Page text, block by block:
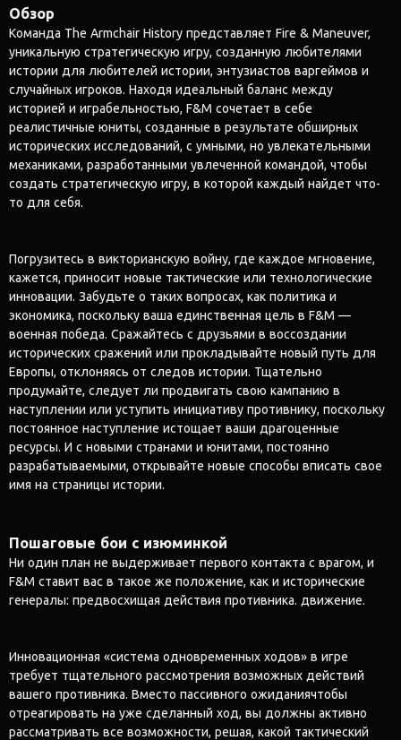
Обзор
Команда The Armchair History представляет Fire & Maneuver,
уникальную стратегическую игру, созданную любителями
истории для любителей истории, энтузиастов варгеймов и
случайных игроков. Находя идеальный баланс между
историей и играбельностью, F&M сочетает в себе
реалистичные юниты, созданные в результате обширных
исторических исследований, с умными, но увлекательными
механиками, разработанными увлеченной командой, чтобы
создать стратегическую игру, в которой каждый найдет что-
то для себя.
Погрузитесь в викторианскую войну, где каждое мгновение,
кажется, приносит новые тактические или технологические
инновации. Забудьте о таких вопросах, как политика и
экономика, поскольку ваша единственная цель в F&M —
военная победа. Сражайтесь с друзьями в воссоздании
исторических сражений или прокладывайте новый путь для
Европы, отклоняясь от следов истории. Тщательно
продумайте, следует ли продвигать свою кампанию в
наступлении или уступить инициативу противнику, поскольку
постоянное наступление истощает ваши драгоценные
ресурсы. И с новыми странами и юнитами, постоянно
разрабатываемыми, открывайте новые способы вписать свое
имя на страницы истории.
Пошаговые бои с изюминкой
Ни один план не выдерживает первого контакта с врагом, и
F&M ставит вас в такое же положение, как и исторические
генералы: предвосхищая действия противника. движение.
Инновационная «система одновременных ходов» в игре
требует тщательного рассмотрения возможных действий
вашего противника. Вместо пассивного ожиданиячтобы
отреагировать на уже сделанный ход, вы должны активно
рассматривать все возможности, решая, какой тактический